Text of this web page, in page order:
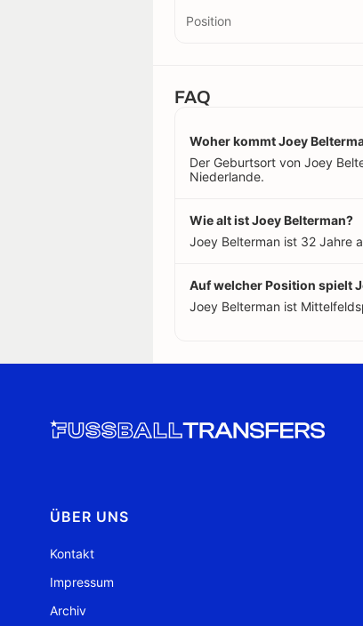
Position
FAQ
Woher kommt Joey
Der Geburtsort von Joey
Niederlande.
Wie alt ist Joey Belterman?
Joey Belterman ist 32 Jahre
Auf welcher Position spielt
Joey Belterman ist
ÜBER UNS
Kontakt
Impressum
Archiv